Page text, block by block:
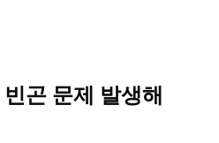
곤 문제 발생해